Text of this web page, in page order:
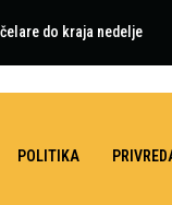
do kraja nedelje
POLITIKA